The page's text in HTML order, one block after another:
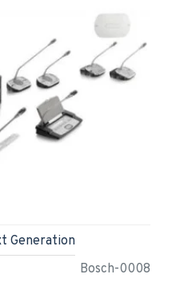
Bosch-0008
Generation